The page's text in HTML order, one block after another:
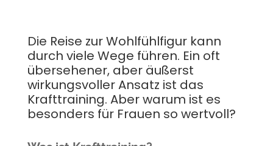
Die Reise zur Wohlfühlfigur kann
durch viele Wege führen. Ein oft
übersehener, aber äußerst
wirkungsvoller Ansatz ist das
Krafttraining. Aber warum ist es
besonders für Frauen so wertvoll?